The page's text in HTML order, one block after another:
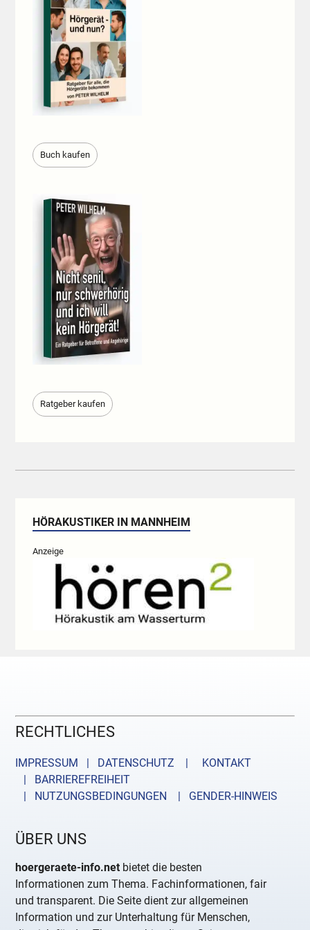
Buch kaufen
Ratgeber kaufen
HÖRAKUSTIKER IN MANNHEIM
Anzeige
RECHTLICHES
IMPRESSUM | DATENSCHUTZ |
KONTAKT
| BARRIEREFREIHEIT
| NUTZUNGSBEDINGUNGEN
| GENDER-HINWEIS
ÜBER UNS
hoergeraete-info.net bietet die besten
Informationen zum Thema. Fachinformationen, fair
und transparent. Die Seite dient zur allgemeinen
Information und zur Unterhaltung für Menschen,